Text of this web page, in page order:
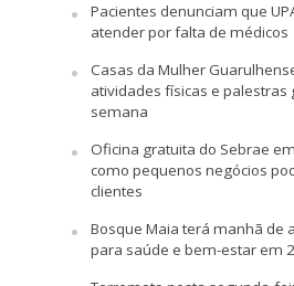
Pacientes denunciam que
atender por falta de médicos
Casas da Mulher
atividades físicas e palestras
semana
Oficina gratuita do Sebrae
como pequenos negócios
clientes
Bosque Maia terá manhã de
para saúde e bem-estar em